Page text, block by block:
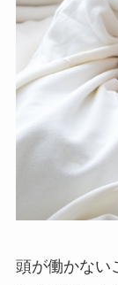
頭が働かない